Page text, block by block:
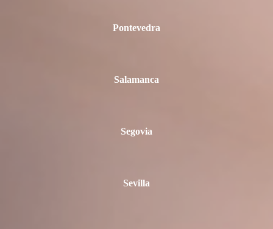
Pontevedra
Salamanca
Segovia
Sevilla